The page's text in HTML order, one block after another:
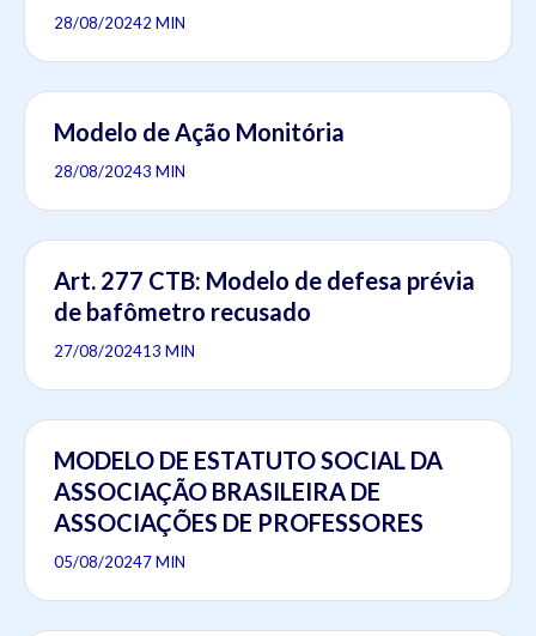
28/08/20242 MIN
Modelo de Ação Monitória
28/08/20243 MIN
Art. 277 CTB: Modelo de defesa prévia
de bafômetro recusado
27/08/202413 MIN
MODELO DE ESTATUTO SOCIAL DA
ASSOCIAÇÃO BRASILEIRA DE
ASSOCIAÇÕES DE PROFESSORES
05/08/20247 MIN